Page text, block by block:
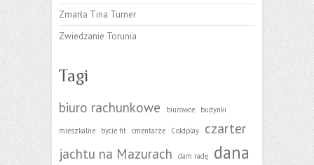
Zmarła Tina Turner
Zwiedzanie Torunia
Tagi
biuro rachunkowe biurowce budynki
mieszkalne bycie fit cmentarze Coldplay
czarter
jachtu na Mazurach
dam radę
dana